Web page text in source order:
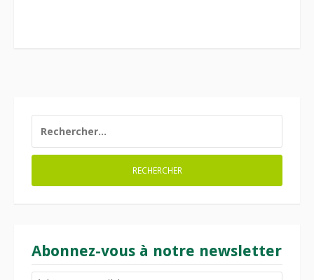
Abonnez-vous à notre newsletter